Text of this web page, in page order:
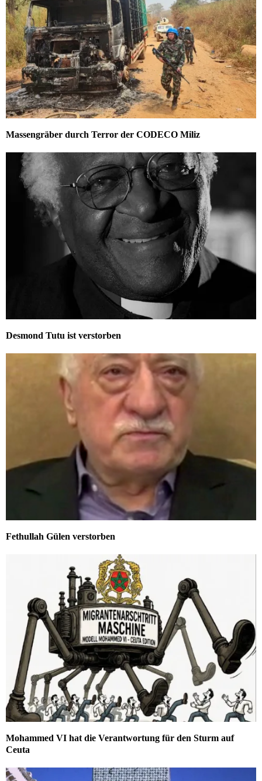
Massengräber durch Terror der CODECO Miliz
Desmond Tutu ist verstorben
Fethullah Gülen verstorben
Mohammed VI hat die Verantwortung für den Sturm auf
Ceuta